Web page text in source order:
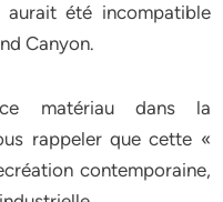
aurait été incompatible
Canyon.
matériau dans la
rappeler que cette «
contemporaine,